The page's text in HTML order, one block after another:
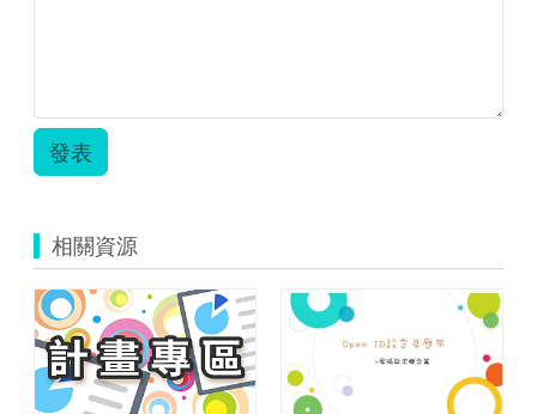
發表
相關資源